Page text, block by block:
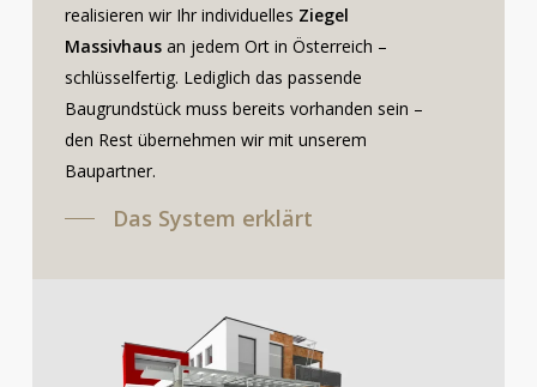
realisieren wir Ihr individuelles Ziegel
Massivhausan jedem Ort in Österreich –
schlüsselfertig. Lediglich das passende
Baugrundstück muss bereits vorhanden sein –
den Rest übernehmen wir mit unserem
Baupartner.
Das System erklärt